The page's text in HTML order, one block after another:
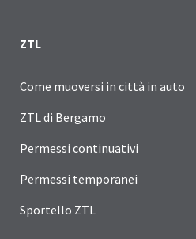
ZTL
Come muoversi in città in auto
ZTL di Bergamo
Permessi continuativi
Permessi temporanei
Sportello ZTL